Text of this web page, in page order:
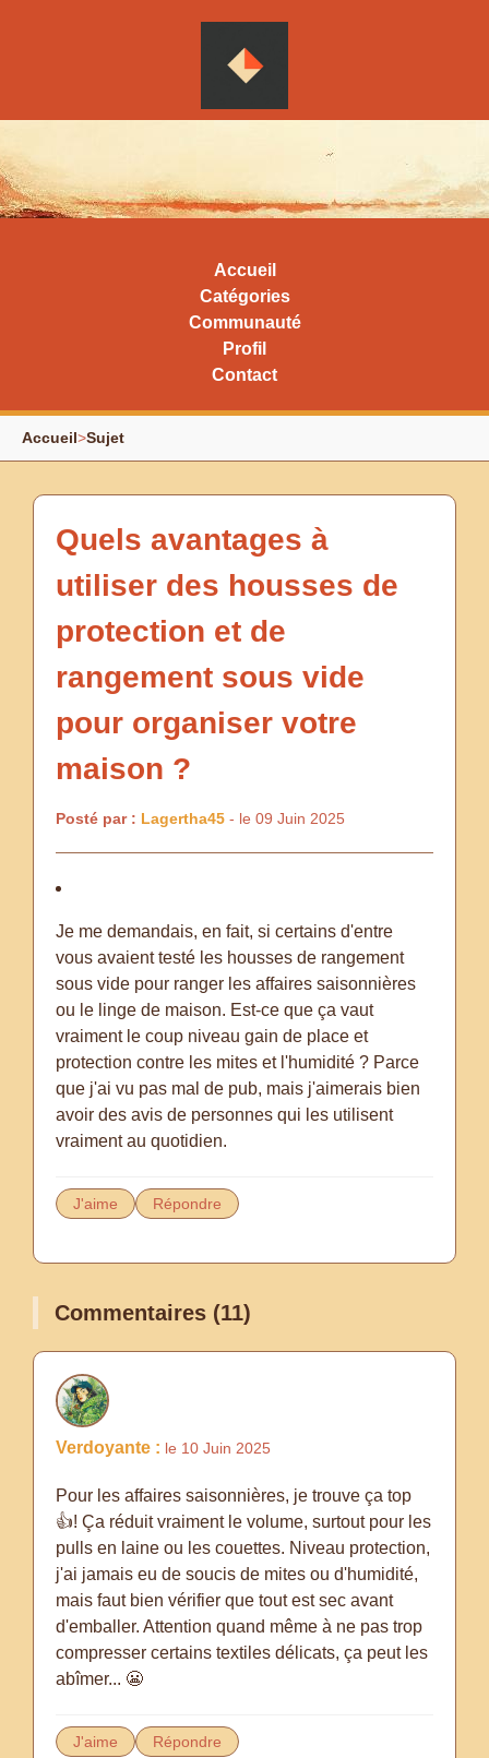
Accueil
Catégories
Communauté
Profil
Contact
Accueil>Sujet
Quels avantages à
utiliser des housses de
protection et de
rangement sous vide
pour organiser votre
maison ?
Posté par : Lagertha45 - le 09 Juin 2025
Je me demandais, en fait, si certains d'entre
vous avaient testé les housses de rangement
sous vide pour ranger les affaires saisonnières
ou le linge de maison. Est-ce que ça vaut
vraiment le coup niveau gain de place et
protection contre les mites et l'humidité ? Parce
que j'ai vu pas mal de pub, mais j'aimerais bien
avoir des avis de personnes qui les utilisent
vraiment au quotidien.
J'aime Répondre
Commentaires (11)
Verdoyante : le 10 Juin 2025
Pour les affaires saisonnières, je trouve ça top
👍! Ça réduit vraiment le volume, surtout pour les
pulls en laine ou les couettes. Niveau protection,
j'ai jamais eu de soucis de mites ou d'humidité,
mais faut bien vérifier que tout est sec avant
d'emballer. Attention quand même à ne pas trop
compresser certains textiles délicats, ça peut les
abîmer... 😬
J'aime Répondre